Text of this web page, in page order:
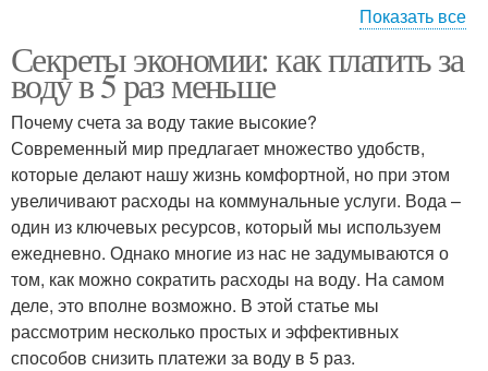
Оплаты за воду
Показать все
Секреты экономии: как платить за
воду в 5 раз меньше
Почему счета за воду такие высокие?
Современный мир предлагает множество удобств,
которые делают нашу жизнь комфортной, но при этом
увеличивают расходы на коммунальные услуги. Вода –
один из ключевых ресурсов, который мы используем
ежедневно. Однако многие из нас не задумываются о
том, как можно сократить расходы на воду. На самом
деле, это вполне возможно. В этой статье мы
рассмотрим несколько простых и эффективных
способов снизить платежи за воду в 5 раз.